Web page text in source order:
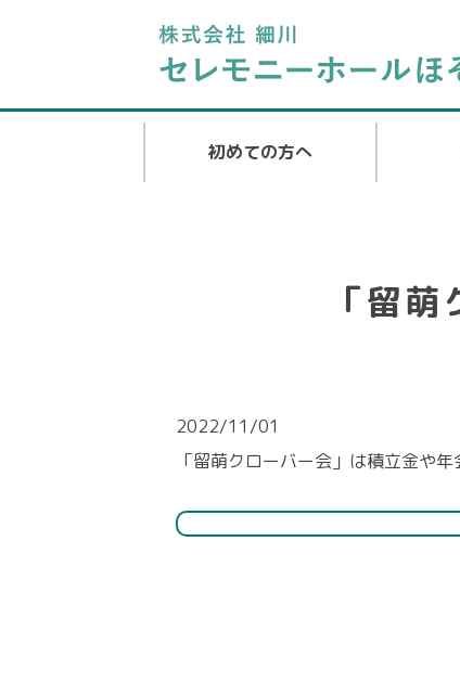
初めての方へ
「留
2022/11/01
「留萌クローバー会」は積立金や